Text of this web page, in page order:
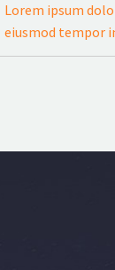
Lorem ipsum
eiusmod tempor